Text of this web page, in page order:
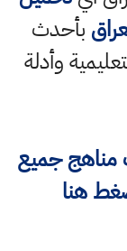
بأحدث
وأدلة
مناهج جميع
هنا